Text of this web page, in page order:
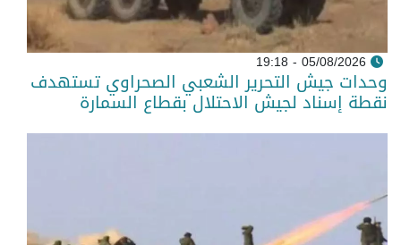
05/08/2026 - 19:18
وحدات جيش التحرير الشعبي الصحراوي تستهدف
نقطة إسناد لجيش الاحتلال بقطاع السمارة